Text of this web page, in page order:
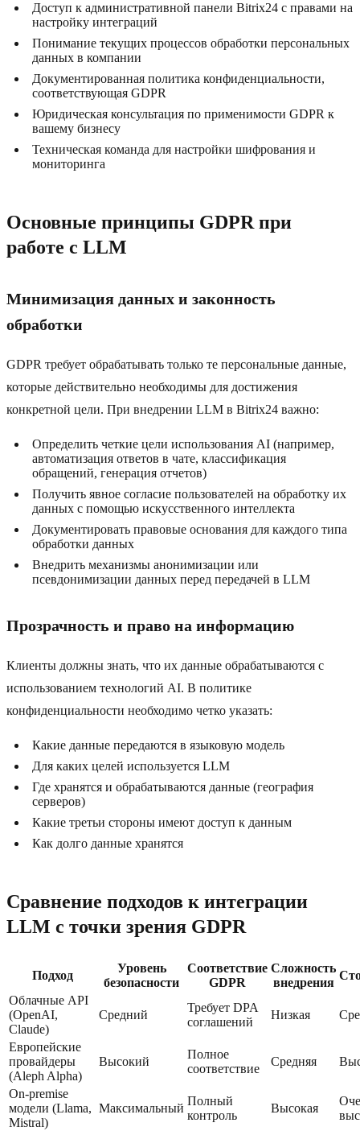
Доступ к административной панели Bitrix24 с правами на
настройку интеграций
Понимание текущих процессов обработки персональных
данных в компании
Документированная политика конфиденциальности,
соответствующая GDPR
Юридическая консультация по применимости GDPR к
вашему бизнесу
Техническая команда для настройки шифрования и
мониторинга
Основные принципы GDPR при
работе с LLM
Минимизация данных и законность
обработки
GDPR требует обрабатывать только те персональные данные,
которые действительно необходимы для достижения
конкретной цели. При внедрении LLM в Bitrix24 важно:
Определить четкие цели использования AI (например,
автоматизация ответов в чате, классификация
обращений, генерация отчетов)
Получить явное согласие пользователей на обработку их
данных с помощью искусственного интеллекта
Документировать правовые основания для каждого типа
обработки данных
Внедрить механизмы анонимизации или
псевдонимизации данных перед передачей в LLM
Прозрачность и право на информацию
Клиенты должны знать, что их данные обрабатываются с
использованием технологий AI. В политике
конфиденциальности необходимо четко указать:
Какие данные передаются в языковую модель
Для каких целей используется LLM
Где хранятся и обрабатываются данные (география
серверов)
Какие третьи стороны имеют доступ к данным
Как долго данные хранятся
Сравнение подходов к интеграции
LLM с точки зрения GDPR
Подход
Уровень
безопасности
Соответствие
GDPR
Сложность
внедрения
Облачные API
(OpenAI,
Claude)
Средний
Требует DPA
соглашений
Низкая
Европейские
провайдеры
(Aleph Alpha)
Высокий
Полное
соответствие
Средняя
On-premise
модели (Llama,
Mistral)
Максимальный
Полный
контроль
Высокая